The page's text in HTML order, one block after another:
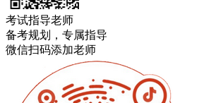
考试指导老师
备考规划，专属指导
微信扫码添加老师